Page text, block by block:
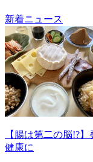
新着ニュース
【腸は第二の脳!?
健康に